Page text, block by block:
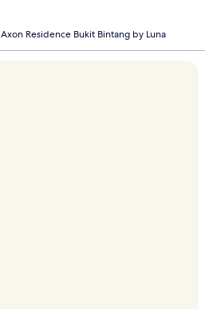
Axon Residence Bukit Bintang by Luna